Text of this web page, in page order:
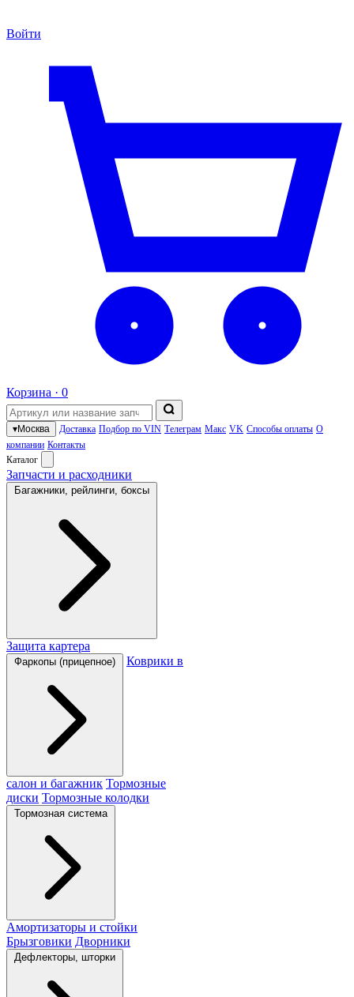
Войти
Корзина · 0
▾Москва Доставка Подбор по VIN Телеграм Макс VK Способы оплаты О
компании Контакты
Каталог
Запчасти и расходники
Багажники, рейлинги, боксы
Защита картера
Фаркопы (прицепное) Коврики в
салон и багажник Тормозные
диски Тормозные колодки
Тормозная система
Амортизаторы и стойки
Брызговики Дворники
Дефлекторы, шторки